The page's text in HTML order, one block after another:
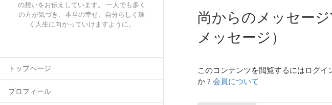
の想いをお伝えしています。 一人でも多く
の方が気づき、本当の幸せ、自分らしく輝
く人生に向かっていけますように。
トップページ
プロフィール
尚からのメッセー
メッセージ）
このコンテンツを閲覧するにはログ
か ?会員について